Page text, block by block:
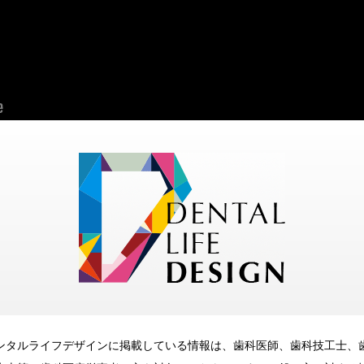
タルライフデザインに掲載している情報は、歯科医師、歯科技工士、
【Dental Life Design Youtubeチャンネルのご紹介】